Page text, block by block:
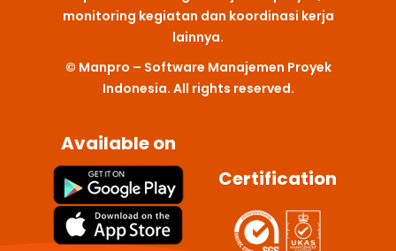
o
r
i
n
e
p
monitoring kegiatan dan koordinasi kerja
lainnya.
© Manpro – Software Manajemen Proyek
Indonesia. All rights reserved.
Available on
Certification